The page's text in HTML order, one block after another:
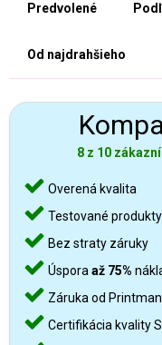
Predvolené
Od najdrahšieho
8 z 10
Overená kvalita
Testované produkty
Bez straty záruky
Úspora až 75%
Záruka od
Certifikácia kvality